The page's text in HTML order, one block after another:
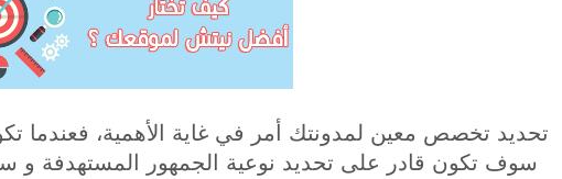
تحديد تخصص معين لمدونتك أمر في غاية الأهمية،
سوف تكون قادر على تحديد نوعية الجمهور المستهدفة